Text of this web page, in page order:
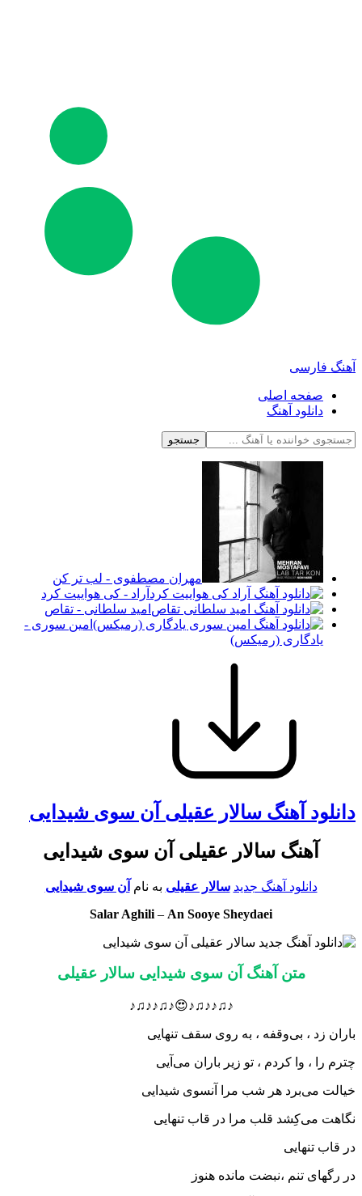
آهنگ فارسی
صفحه اصلی
دانلود آهنگ
جستجو
مهران مصطفوی - لب تر کن
آراد - کی هواییت کرد
امید سلطانی - تقاص
امین سوری -
یادگاری (رمیکس)
دانلود آهنگ سالار عقیلی آن سوی شیدایی
آهنگ سالار عقیلی آن سوی شیدایی
دانلود آهنگ جدید سالار عقیلی به نام آن سوی شیدایی
Salar Aghili – An Sooye Sheydaei
متن آهنگ آن سوی شیدایی سالار عقیلی
♪♫♪♪♫♪😍♪♫♪♪♫♪
باران زد ، بی‌وقفه ، به روی سقف تنهایی
چترم را ، وا کردم ، تو زیر باران می‌آیی
خیالت می‌برد هر شب مرا آنسوی شیدایی
نگاهت می‌کِشد قلب مرا در قاب تنهایی
در قاب تنهایی
در رگهای تنم ،نبضت مانده هنوز